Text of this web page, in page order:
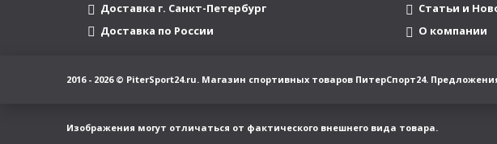
Доставка г. Санкт-Петербург
Доставка по России
Статьи и
О компании
2016 - 2026 © PiterSport24.ru. Магазин спортивных товаров ПитерСпорт24.
Изображения могут отличаться от фактического внешнего вида товара.